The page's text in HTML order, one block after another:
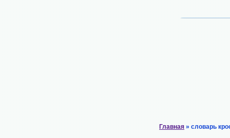
Главная » словарь